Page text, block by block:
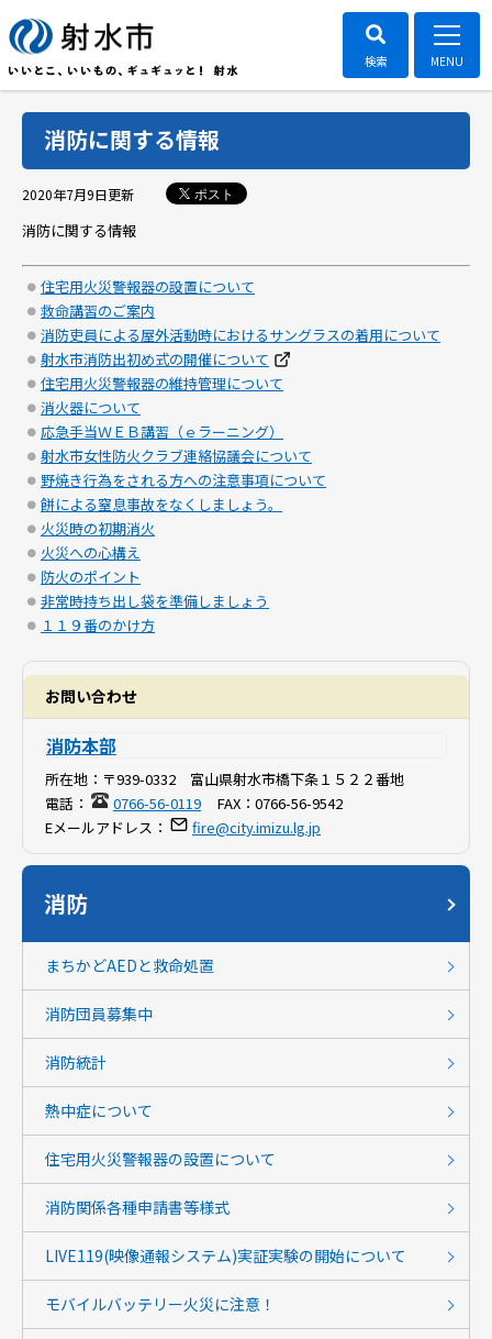
消防に関する情報
2020年7月9日更新 ポスト
消防に関する情報
住宅用火災警報器の設置について
救命講習のご案内
消防吏員による屋外活動時におけるサングラスの着用について
射水市消防出初め式の開催について
住宅用火災警報器の維持管理について
消火器について
応急手当ＷＥＢ講習（ｅラーニング）
射水市女性防火クラブ連絡協議会について
野焼き行為をされる方への注意事項について
餅による窒息事故をなくしましょう。
火災時の初期消火
火災への心構え
防火のポイント
非常時持ち出し袋を準備しましょう
１１９番のかけ方
お問い合わせ
消防本部
所在地： 〒939-0332 富山県射水市橋下条１５２２番地
電話：
0766-56-0119 FAX： 0766-56-9542
Eメールアドレス：
fire@city.imizu.lg.jp
消防
まちかどAEDと救命処置
消防団員募集中
消防統計
熱中症について
住宅用火災警報器の設置について
消防関係各種申請書等様式
LIVE119(映像通報システム)実証実験の開始について
モバイルバッテリー火災に注意！